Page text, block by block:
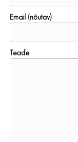
Email (nõutav)
Teade